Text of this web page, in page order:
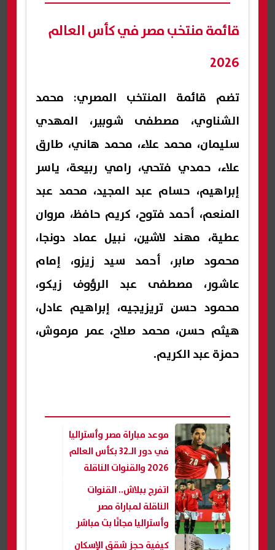
قائمة منتخب مصر في كأس العالم
2026
تضم قائمة المنتخب المصري: محمد
الشناوي، مصطفى شوبير، المهدي
سليمان، محمد علاء، محمد هاني، طارق
علاء، حمدي فتحي، رامي ربيعة، ياسر
إبراهيم، حسام عبد المجيد، محمد عبد
المنعم، أحمد فتوح، كريم حافظ، مروان
عطية، مهند لاشين، نبيل عماد دونجا،
محمود صابر، أحمد سيد زيزو، إمام
عاشور، مصطفى عبد الرؤوف زيكو،
محمود حسن تريزيجيه، إبراهيم عادل،
هيثم حسن، محمد صلاح، عمر مرموش،
حمزة عبد الكريم.
موعد مباراة مصر وأستراليا
في دور الـ32 بكأس العالم
2026 والقنوات الناقلة
مجانا
اتفرج ببلاش.. القنوات
الناقلة لمباراة مصر
وأستراليا مجانًا بث مباشر
كيفية حجز شقق الإسكان